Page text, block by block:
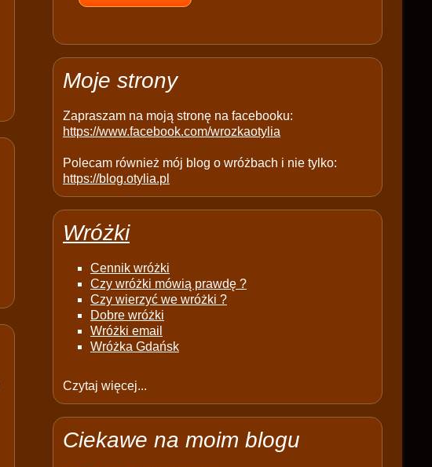
e
p
y
Moje strony
Zapraszam na moją stronę na facebooku:
https://www.facebook.com/wrozkaotylia
Polecam również mój blog o wróżbach i nie tylko:
https://blog.otylia.pl
Wróżki
Cennik wróżki
Czy wróżki mówią prawdę ?
Czy wierzyć we wróżki ?
Dobre wróżki
Wróżki email
Wróżka Gdańsk
Czytaj więcej...
Ciekawe na moim blogu